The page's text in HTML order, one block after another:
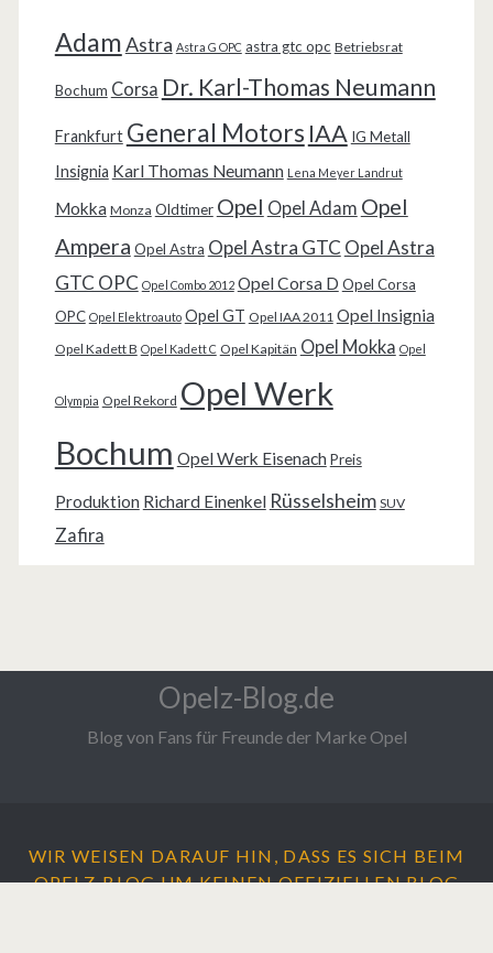
AdamAstra Astra G OPC astra gtc opc Betriebsrat
Bochum Corsa Dr. Karl-Thomas Neumann
Frankfurt General Motors IAA IG Metall
Insignia Karl Thomas Neumann Lena Meyer Landrut
Mokka Monza Oldtimer Opel Opel Adam Opel
Ampera Opel Astra Opel Astra GTC Opel Astra
GTC OPC Opel Combo 2012 Opel Corsa D Opel Corsa
OPC Opel Elektroauto Opel GT Opel IAA 2011 Opel Insignia
Opel Kadett B Opel Kadett C Opel Kapitän Opel Mokka Opel
Olympia Opel Rekord Opel Werk
Bochum Opel Werk Eisenach Preis
Produktion Richard Einenkel Rüsselsheim SUV
Zafira
Opelz-Blog.de
Blog von Fans für Freunde der Marke Opel
WIR WEISEN DARAUF HIN, DASS ES SICH BEIM
OPELZ-BLOG UMKEINENOFFIZIELLEN BLOG